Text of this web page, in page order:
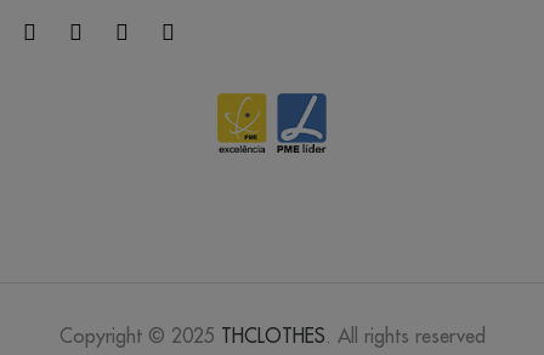
Copyright © 2025 THCLOTHES. All rights reserved